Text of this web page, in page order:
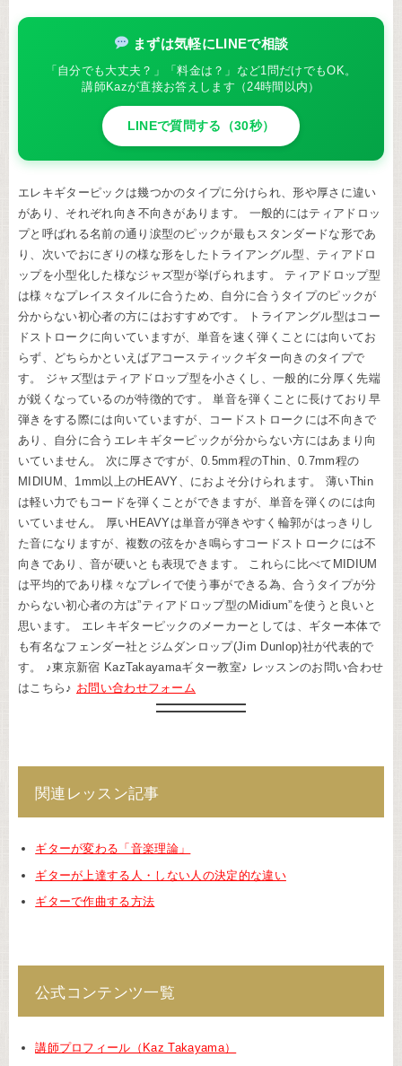
まずは気軽にLINEで相談
「自分でも大丈夫？」「料金は？」など1問だけでもOK。
講師Kazが直接お答えします（24時間以内）
LINEで質問する（30秒）
エレキギターピックは幾つかのタイプに分けられ、形や厚さに違い
があり、それぞれ向き不向きがあります。 一般的にはティアドロッ
プと呼ばれる名前の通り涙型のピックが最もスタンダードな形であ
り、次いでおにぎりの様な形をしたトライアングル型、ティアドロ
ップを小型化した様なジャズ型が挙げられます。 ティアドロップ型
は様々なプレイスタイルに合うため、自分に合うタイプのピックが
分からない初心者の方にはおすすめです。 トライアングル型はコー
ドストロークに向いていますが、単音を速く弾くことには向いてお
らず、どちらかといえばアコースティックギター向きのタイプで
す。 ジャズ型はティアドロップ型を小さくし、一般的に分厚く先端
が鋭くなっているのが特徴的です。 単音を弾くことに長けており早
弾きをする際には向いていますが、コードストロークには不向きで
あり、自分に合うエレキギターピックが分からない方にはあまり向
いていません。 次に厚さですが、0.5mm程のThin、0.7mm程の
MIDIUM、1mm以上のHEAVY、におよそ分けられます。 薄いThin
は軽い力でもコードを弾くことができますが、単音を弾くのには向
いていません。 厚いHEAVYは単音が弾きやすく輪郭がはっきりし
た音になりますが、複数の弦をかき鳴らすコードストロークには不
向きであり、音が硬いとも表現できます。 これらに比べてMIDIUM
は平均的であり様々なプレイで使う事ができる為、合うタイプが分
からない初心者の方は”ティアドロップ型のMidium”を使うと良いと
思います。 エレキギターピックのメーカーとしては、ギター本体で
も有名なフェンダー社とジムダンロップ(Jim Dunlop)社が代表的で
す。 ♪東京新宿 KazTakayamaギター教室♪ レッスンのお問い合わせ
はこちら♪ お問い合わせフォーム
関連レッスン記事
ギターが変わる「音楽理論」
ギターが上達する人・しない人の決定的な違い
ギターで作曲する方法
公式コンテンツ一覧
講師プロフィール（Kaz Takayama）